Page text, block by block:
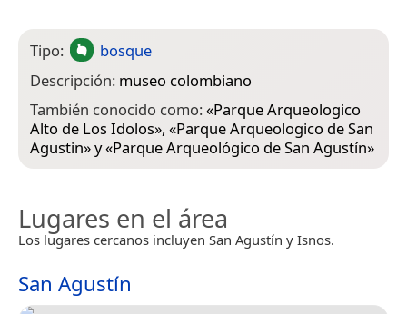
Tipo:
bosque
Descripción: museo colombiano
También conocido como:«Parque Arqueologico
Alto de Los Idolos», «Parque Arqueologico de San
Agustin» y «Parque Arqueológico de San Agustín»
Lugares en el área
Los lugares cercanos incluyen San Agustín y Isnos.
San Agustín